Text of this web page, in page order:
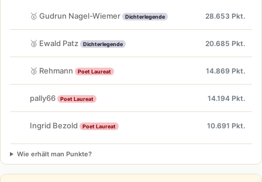
🥇 Gudrun Nagel-Wiemer Dichterlegende 28.653 Pkt.
🥈 Ewald Patz Dichterlegende 20.685 Pkt.
🥉 Rehmann Poet Laureat 14.869 Pkt.
pally66 Poet Laureat 14.194 Pkt.
Ingrid Bezold Poet Laureat 10.691 Pkt.
Wie erhält man Punkte?